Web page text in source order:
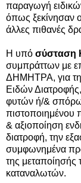
παραγωγή
όπως ξεκίνησαν
άλλες πιθανές
Η υπό σύσταση
συμπράττων με
ΔΗΜΗΤΡΑ, για
Ειδών
φυτών ή/&
πιστοποιημένου
& αξιοποίηση
διατροφή, την
συμφωνημένα
της μεταποίησής
καταναλωτών.